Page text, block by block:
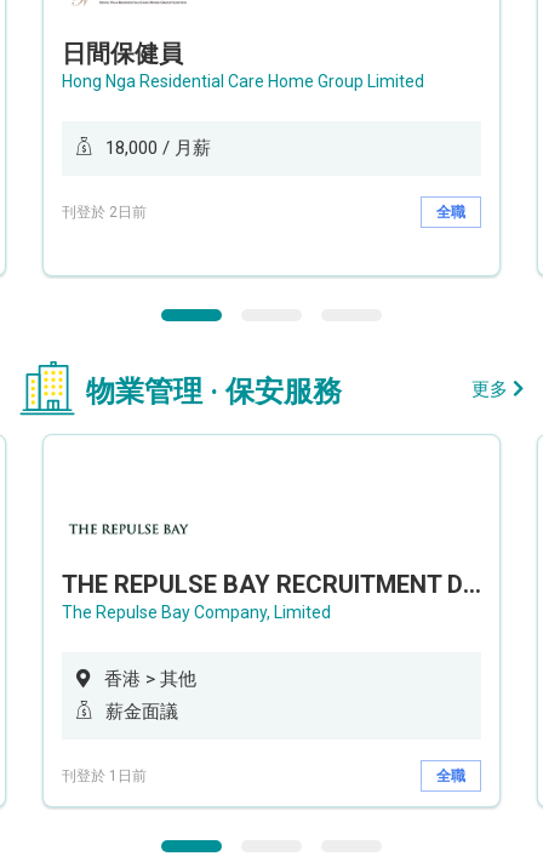
日間保健員
Hong Nga Residential Care Home Group Limited
18,000 / 月薪
刊登於 2日前 全職
物業管理 · 保安服務 更多
THE REPULSE BAY RECRUITMENT DAY 淺水灣影灣園人才招聘會
The Repulse Bay Company, Limited
香港 > 其他
薪金面議
刊登於 1日前 全職